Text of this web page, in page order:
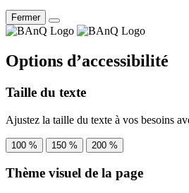
Fermer
Options d’accessibilité
Taille du texte
Ajustez la taille du texte à vos besoins
100 % 150 % 200 %
Thème visuel de la page